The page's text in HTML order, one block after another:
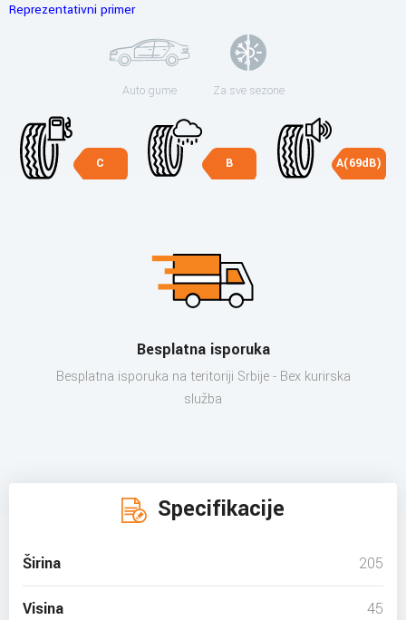
Reprezentativni primer
Auto gume Za sve sezone
C B A(69dB)
Besplatna isporuka
Besplatna isporuka na teritoriji Srbije - Bex kurirska
služba
Specifikacije
Širina 205
Visina 45